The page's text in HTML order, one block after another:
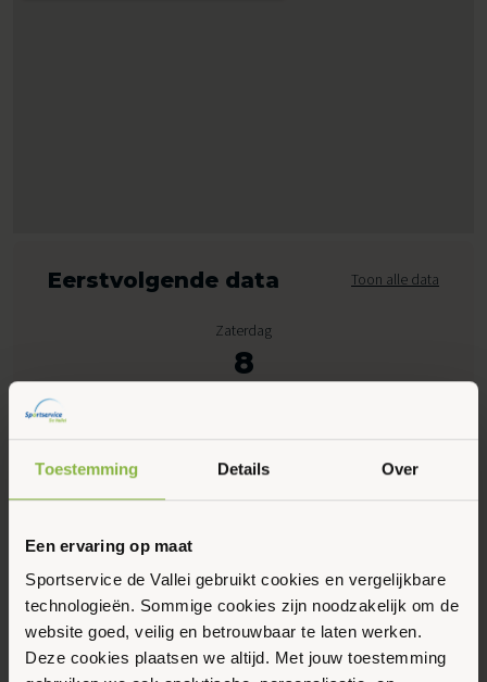
Toestemming Details Over
Een ervaring op maat
Sportservice de Vallei gebruikt cookies en vergelijkbare
technologieën. Sommige cookies zijn noodzakelijk om de
website goed, veilig en betrouwbaar te laten werken.
Deze cookies plaatsen we altijd. Met jouw toestemming
Eerstvolgende data Toon alle data
Zaterdag
8
11:00 - 17:30
Gerelateerde activiteiten